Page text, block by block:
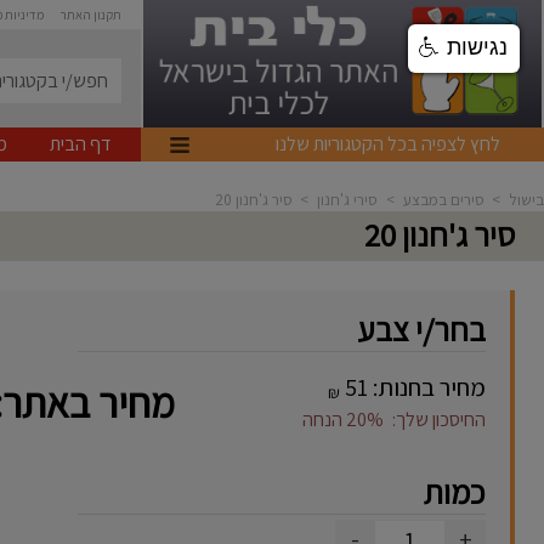
תקנון האתר
לחץ לצפיה בכל הקטגוריות שלנו דף הבית
בישול > סירים במבצע > סירי ג'חנון > סיר ג'חנון 20
סיר ג'חנון 20
בחר/י צבע
מחיר בחנות: ₪
החיסכון שלך: 20% הנחה מחיר
כמות
נגישות